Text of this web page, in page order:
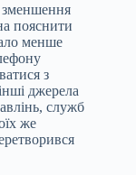
зменшення
пояснити
менше
з
джерела
служб
же